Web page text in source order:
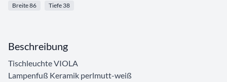
Breite 86 Tiefe 38
Beschreibung
Tischleuchte VIOLA
Lampenfuß Keramik perlmutt-weiß